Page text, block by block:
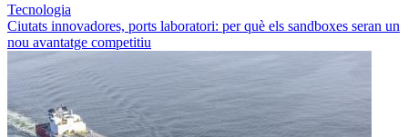
Tecnologia
Ciutats innovadores, ports laboratori: per què els sandboxes seran un
nou avantatge competitiu